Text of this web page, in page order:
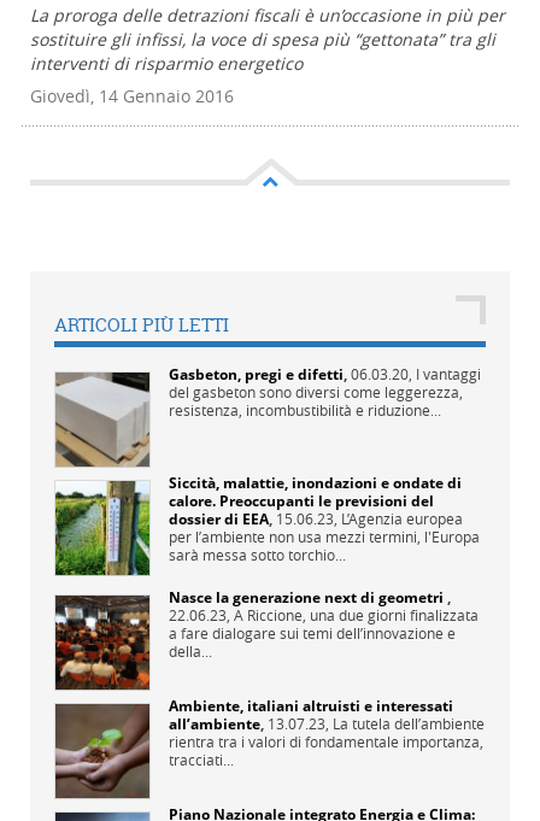
La proroga delle detrazioni fiscali è un’occasione in più per
sostituire gli infissi, la voce di spesa più “gettonata” tra gli
interventi di risparmio energetico
Giovedì, 14 Gennaio 2016
ARTICOLI PIÙ LETTI
Gasbeton, pregi e difetti,06.03.20, I vantaggi
del gasbeton sono diversi come leggerezza,
resistenza, incombustibilità e riduzione...
Siccità, malattie, inondazioni e ondate di
calore. Preoccupanti le previsioni del
dossier di EEA, 15.06.23, L’Agenzia europea
per l’ambiente non usa mezzi termini, l'Europa
sarà messa sotto torchio...
Nasce la generazione next di geometri ,
22.06.23, A Riccione, una due giorni finalizzata
a fare dialogare sui temi dell’innovazione e
della...
Ambiente, italiani altruisti e interessati
all’ambiente, 13.07.23, La tutela dell’ambiente
rientra tra i valori di fondamentale importanza,
tracciati...
Piano Nazionale integrato Energia e Clima: